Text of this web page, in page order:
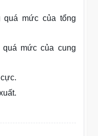
mức của tổng
mức của cung